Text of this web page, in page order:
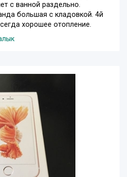
с ванной раздельно.
большая с кладовкой. 4й
хорошее отопление.